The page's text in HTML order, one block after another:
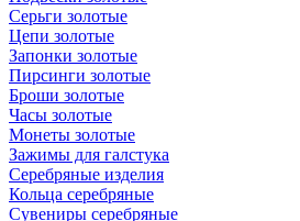
Серьги золотые
Цепи золотые
Запонки золотые
Пирсинги золотые
Броши золотые
Часы золотые
Монеты золотые
Зажимы для галстука
Серебряные изделия
Кольца серебряные
Сувениры серебряные